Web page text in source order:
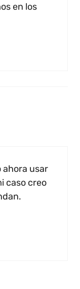
en los
ahora usar
caso creo